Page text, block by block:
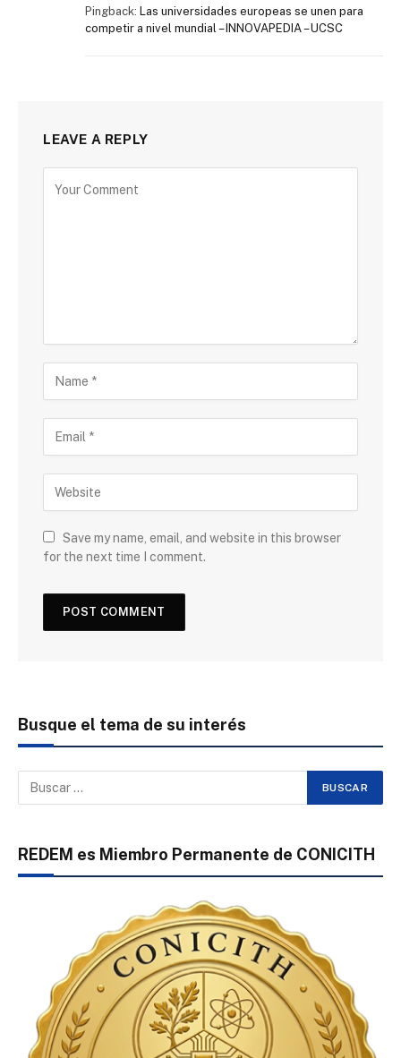
Pingback: Las universidades europeas se unen para
competir a nivel mundial – INNOVAPEDIA – UCSC
LEAVE A REPLY
Save my name, email, and website in this browser
for the next time I comment.
Busque el tema de su interés
REDEM es Miembro Permanente de CONICITH